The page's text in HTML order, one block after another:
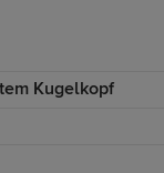
Kugelkopf